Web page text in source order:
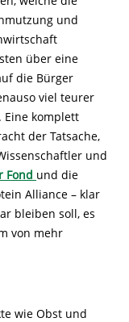
und
über eine
die Bürger
viel teurer
Eine komplett
der Tatsache,
und
Fond und die
Alliance – klar
bleiben soll, es
von mehr
wie Obst und